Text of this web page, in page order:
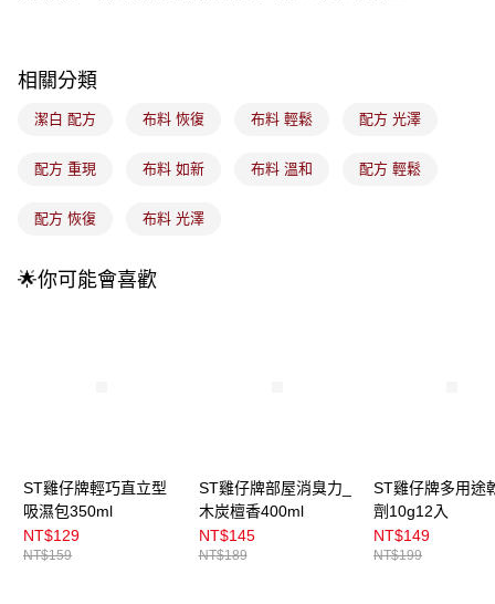
3.實際核准額度、可分期數及費用金額請依後續交易確認頁面所載為準。
4.訂單成立30分鐘內，如未前往確認交易或遇審核未通過，訂單將自動取
消。如遇「轉專審核」未通過狀況，表示未達大哥付你分期系統評分，恕無
法說明評估內容。
1.分期款項不併入電信帳單，「大哥付你分期」於每月結算日後寄送繳費提
2.透過簡訊連結打開帳單後，可選擇「超商條碼／台灣大直營門市／銀行轉
帳／街口支付／iPASS MONEY」等通路繳費。
【注意事項】
1.本服務係由「台灣大哥大股份有限公司」（以下簡稱本公司）所提供，讓
全家取貨付款
每筆NT$100，滿NT$899(含以上)免運費
7-11取貨付款
付款後7-11取貨
相關分類
潔白 配方 布料 恢復 布料 輕鬆 配方 光澤
配方 重現 布料 如新 布料 溫和 配方 輕鬆
配方 恢復 布料 光澤
🌟你可能會喜歡
ST雞仔牌輕巧直立型
吸濕包350ml
NT$129
NT$159
ST雞仔牌部屋消臭力_
木炭檀香400ml
NT$145
NT$189
ST雞仔牌多用途
劑10g12入
NT$149
NT$199